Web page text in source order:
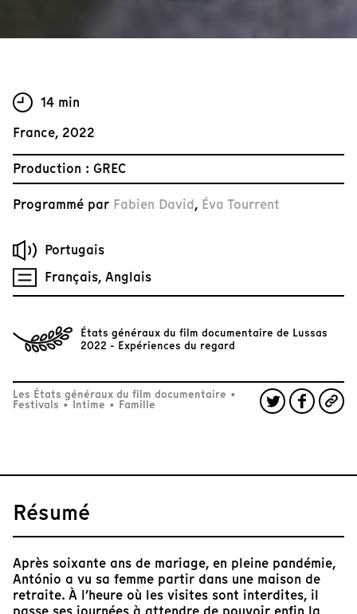
14 min
France, 2022
Production : GREC
Programmé par Fabien David, Éva Tourrent
Portugais
Français, Anglais
États généraux du film documentaire de Lussas
2022 - Expériences du regard
Les États généraux du film documentaire •
Festivals •Intime • Famille
Résumé
Après soixante ans de mariage, en pleine pandémie,
António a vu sa femme partir dans une maison de
retraite. À l’heure où les visites sont interdites, il